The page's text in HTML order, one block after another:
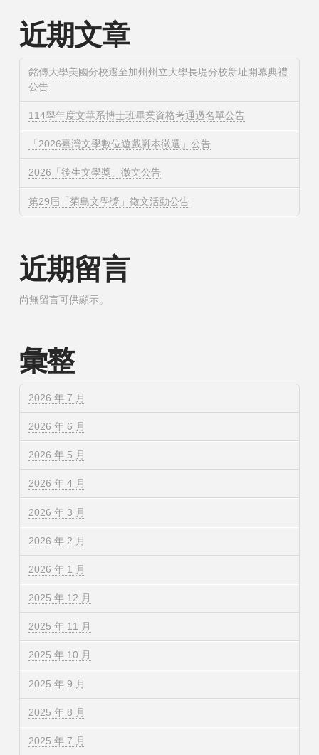
近期文章
銘傳大學美國分校遷至加州州立大學長堤分校新址開幕典禮
公告
114學年度文華系博士班畢業資格考通過名單公告
「2026臺灣文學數位遊戲腳本徵選」公告
2026「後生文學獎」徵文公告
第29屆「菊島文學獎」徵文活動公告
近期留言
尚無留言可供顯示。
彙整
2026 年 7 月
2026 年 6 月
2026 年 5 月
2026 年 4 月
2026 年 3 月
2026 年 2 月
2026 年 1 月
2025 年 12 月
2025 年 11 月
2025 年 10 月
2025 年 9 月
2025 年 8 月
2025 年 7 月